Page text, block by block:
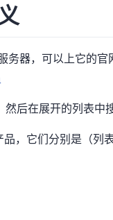
器，可以上它的官
后在展开的列表中
，它们分别是（列